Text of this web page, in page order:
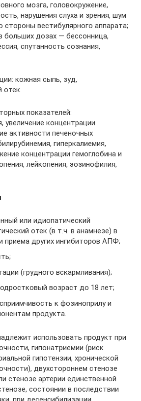
мозга, головокружение,
нарушения слуха и зрения, шум
стороны вестибулярного аппарата;
больших дозах — бессонница,
спутанность сознания,
кожная сыпь, зуд,
отек.
показателей:
увеличение концентрации
активности печеночных
гиперкалиемия,
концентрации гемоглобина и
лейкопения, эозинофилия,
или идиопатический
отек (в т.ч. в анамнезе) в
приема других ингибиторов АПФ;
(грудного вскармливания);
возраст до 18 лет;
к фозиноприлу и
продукта.
использовать продукт при
гипонатриемии (риск
гипотензии, хронической
двухстороннем стенозе
стенозе артерии единственной
состоянии в последствии